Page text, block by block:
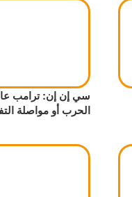
سي إن إن: ترامب
الحرب أو مواصلة